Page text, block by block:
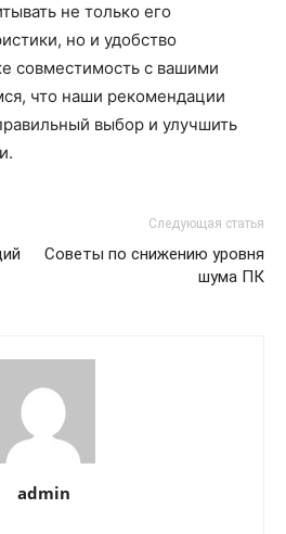
не только его
но и удобство
совместимость с вашими
что наши рекомендации
выбор и улучшить
Следующая статья
Советы по снижению уровня
шума ПК
admin